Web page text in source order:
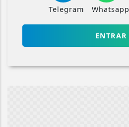
Telegram Whatsapp
ENTRAR